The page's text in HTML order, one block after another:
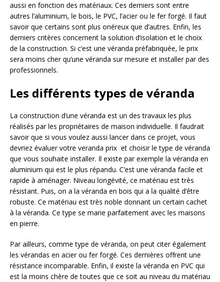
aussi en fonction des matériaux. Ces derniers sont entre
autres l’aluminium, le bois, le PVC, l’acier ou le fer forgé. Il faut
savoir que certains sont plus onéreux que d’autres. Enfin, les
derniers critères concernent la solution d’isolation et le choix
de la construction. Si c’est une véranda préfabriquée, le prix
sera moins cher qu’une véranda sur mesure et installer par des
professionnels.
Les différents types de véranda
La construction d’une véranda est un des travaux les plus
réalisés par les propriétaires de maison individuelle. Il faudrait
savoir que si vous voulez aussi lancer dans ce projet, vous
devriez évaluer votre veranda prix et choisir le type de véranda
que vous souhaite installer. Il existe par exemple la véranda en
aluminium qui est le plus répandu. C’est une véranda facile et
rapide à aménager. Niveau longévité, ce matériau est très
résistant. Puis, on a la véranda en bois qui a la qualité d’être
robuste. Ce matériau est très noble donnant un certain cachet
à la véranda. Ce type se marie parfaitement avec les maisons
en pierre.
Par ailleurs, comme type de véranda, on peut citer également
les vérandas en acier ou fer forgé. Ces dernières offrent une
résistance incomparable. Enfin, il existe la véranda en PVC qui
est la moins chère de toutes que ce soit au niveau du matériau